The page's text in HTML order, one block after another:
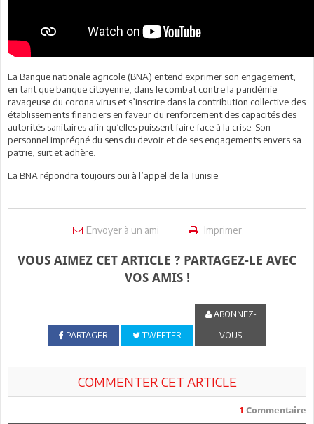
La Banque nationale agricole (BNA) entend exprimer son engagement,
en tant que banque citoyenne, dans le combat contre la pandémie
ravageuse du corona virus et s’inscrire dans la contribution collective des
établissements financiers en faveur du renforcement des capacités des
autorités sanitaires afin qu’elles puissent faire face à la crise. Son
personnel imprégné du sens du devoir et de ses engagements envers sa
patrie, suit et adhère.
La BNA répondra toujours oui à l’appel de la Tunisie.
Envoyer à un ami Imprimer
VOUS AIMEZ CET ARTICLE ? PARTAGEZ-LE AVEC
VOS AMIS !
PARTAGER TWEETER
ABONNEZ-
VOUS
COMMENTER CET ARTICLE
1 Commentaire